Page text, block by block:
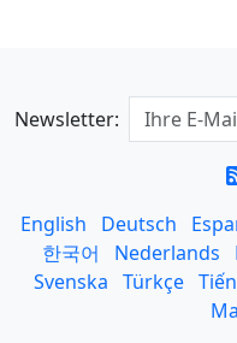
Newsletter:
English Deutsch
한국어
Nederlands
Svenska Türkçe